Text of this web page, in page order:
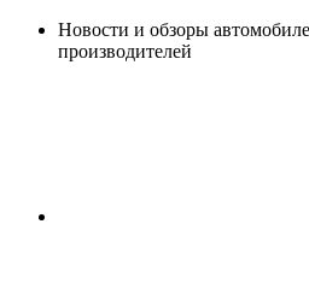
ПерейтиНовости и обзоры
производителей